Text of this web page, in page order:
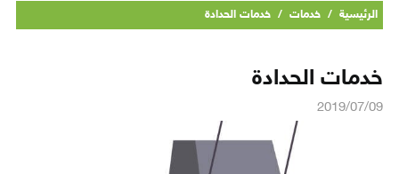
الرئيسية / خدمات / خدمات الحدادة
خدمات الحدادة
2019/07/09